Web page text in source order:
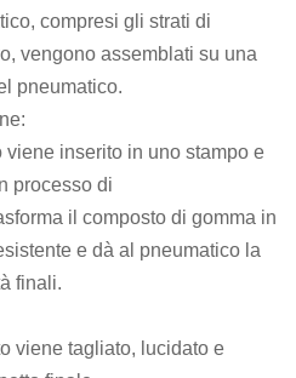
compresi gli strati di
vengono assemblati su una
pneumatico.
inserito in uno stampo e
processo di
il composto di gomma in
e dà al pneumatico la
finali.
viene tagliato, lucidato e